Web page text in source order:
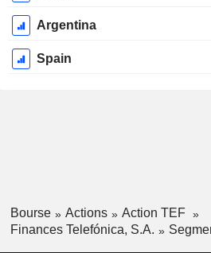
Argentina
Spain
Bourse Actions
Action TEF
Finances Telefónica, S.A.